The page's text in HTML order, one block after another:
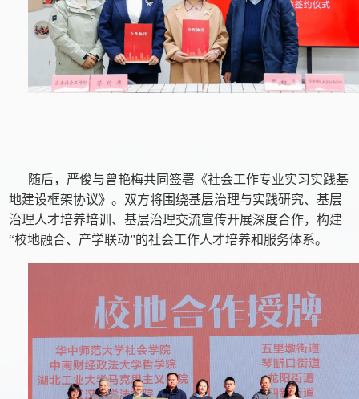
随后，严俊与曾艳梅共同签署《社会工作专业实习实践基
地建设框架协议》。双方将围绕基层治理与实践研究、基层
治理人才培养培训、基层治理交流宣传开展深度合作，构建
“校地融合、产学联动”的社会工作人才培养和服务体系。